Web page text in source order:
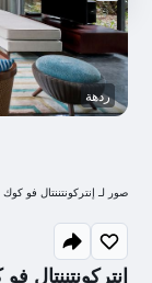
ردهة
صور لـ إنتركونتننتال فو